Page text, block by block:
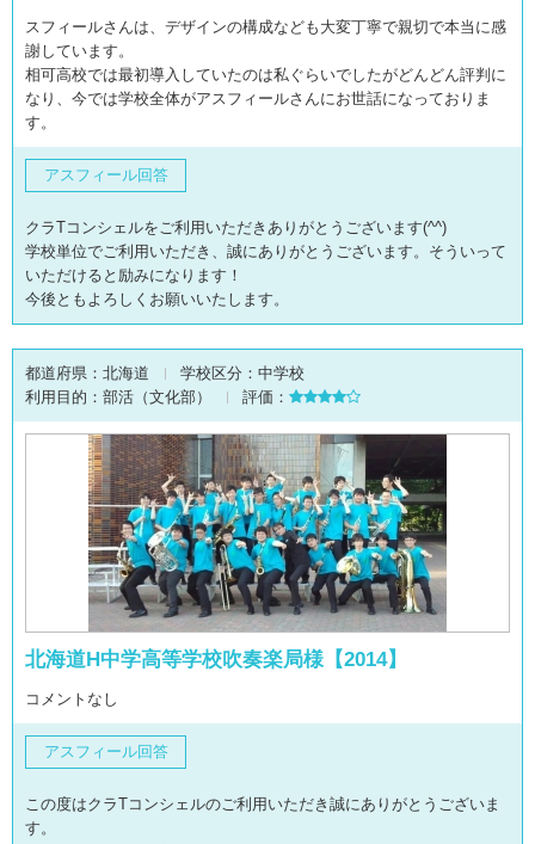
スフィールさんは、デザインの構成なども大変丁寧で親切で本当に感
謝しています。
相可高校では最初導入していたのは私ぐらいでしたがどんどん評判に
なり、今では学校全体がアスフィールさんにお世話になっておりま
す。
アスフィール回答
クラTコンシェルをご利用いただきありがとうございます(^^)
学校単位でご利用いただき、誠にありがとうございます。そういって
いただけると励みになります！
今後ともよろしくお願いいたします。
都道府県： 北海道 学校区分： 中学校
利用目的： 部活（文化部） 評価：
北海道H中学高等学校吹奏楽局様【2014】
コメントなし
アスフィール回答
この度はクラTコンシェルのご利用いただき誠にありがとうございま
す。